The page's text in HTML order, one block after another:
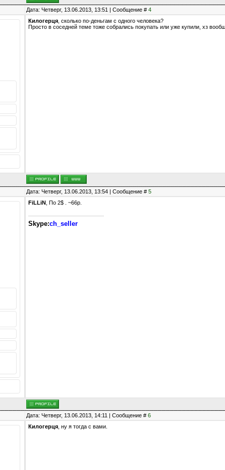
Дата: Четверг, 13.06.2013, 13:51 | Сообщение # 4
Килогерця , сколько по-деньгам с одного человека?
Просто в соседней теме тоже собрались покупать или уже купили, хз
Дата: Четверг, 13.06.2013, 13:54 | Сообщение # 5
FiLLiN , По 2$ . ~66р.
Skype:ch_seller
Дата: Четверг, 13.06.2013, 14:11 | Сообщение # 6
Килогерця , ну я тогда с вами.